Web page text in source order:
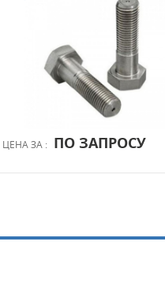
ЦЕНА ЗА : ПО ЗАПРОСУ